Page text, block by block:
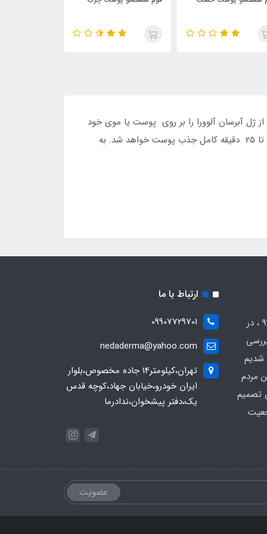
آبرسان آلوورا را بر روی پوست یا موی خود
قرار داده و به آرامی به ماساژ دادن آن بپردازید تا به خوبی جذب پوست و یا مو شود. البته به این نکته توجه کنید که ژل در ۱۰ تا ۲۵ دقیقه کامل جذب پوست خواهد شد. به
ما تحت برند ندادرما بهار از سال 99 ، در
شدیم
مردم
تصمیم
ارتباط با ما
09907729701
nedaderma@yahoo.com
تهران،کیلومتر14 جاده مخصوص،بلوار
ایران خودرو،خیابان جهاد،کوچه قدس
یک،دفتر پیشخوان،ندادرما
عضویت